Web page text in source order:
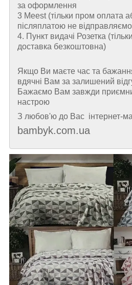
за оформлення
3 Meest (тільки пром оплата
післяплатою не
4. Пункт видачі Розетка
доставка безкоштовна)
Якщо Ви маєте час та
вдячні Вам за залишений
Бажаємо Вам завжди
настрою
З любов'ю до Вас інтернет-
bambyk.com.ua